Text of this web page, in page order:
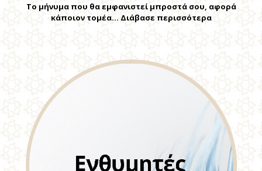
Το μήνυμα που θα εμφανιστεί μπροστά σου, αφορά
κάποιον τομέα… Διάβασε περισσότερα